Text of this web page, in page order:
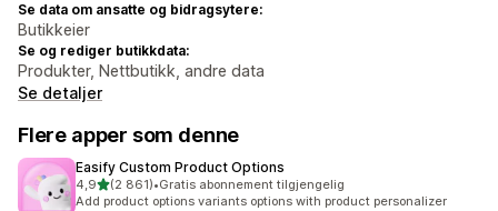
Se data om ansatte og bidragsytere:
Butikkeier
Se og rediger butikkdata:
Produkter, Nettbutikk, andre data
Se detaljer
Flere apper som denne
Easify Custom Product Options
4,9av 5 stjerner
(2 861)
Totalt 2861 omtaler
•Gratis abonnement tilgjengelig
Add product options variants options with product personalizer